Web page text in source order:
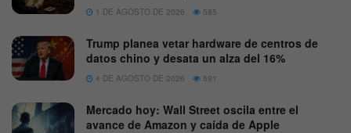
1 DE AGOSTO DE 2026 585
Trump planea vetar hardware de centros de
datos chino y desata un alza del 16%
4 DE AGOSTO DE 2026 591
Mercado hoy: Wall Street oscila entre el
avance de Amazon y caída de Apple